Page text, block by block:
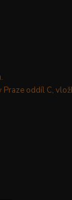
Praze oddíl C,